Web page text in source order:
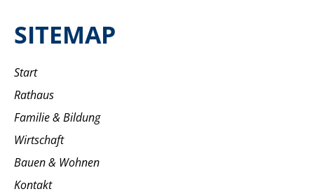
SITEMAP
Start
Rathaus
Familie & Bildung
Wirtschaft
Bauen & Wohnen
Kontakt